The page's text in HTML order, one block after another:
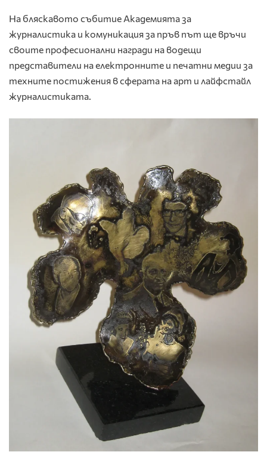
На бляскавото събитие Академията за
журналистика и комуникация за пръв път ще връчи
своите професионални награди на водещи
представители на електронните и печатни медии за
техните постижения в сферата на арт и лайфстайл
журналистиката.